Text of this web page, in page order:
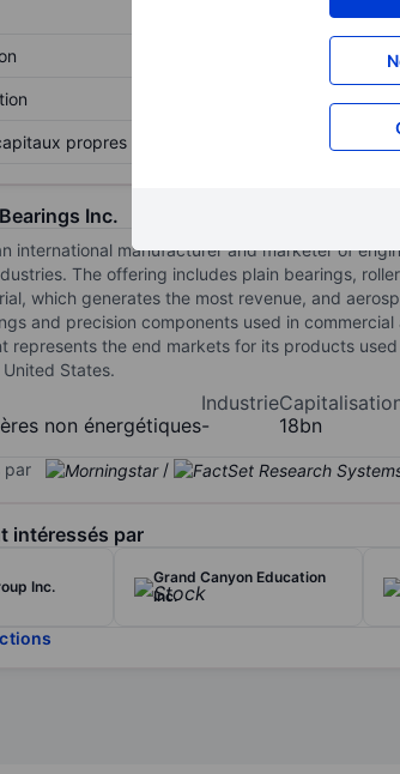
propres
Inc.
international manufacturer and marketer of
The offering includes plain bearings,
which generates the most revenue, and
and precision components used in
represents the end markets for its products
States.
non énergétiques
Industrie
-
18bn
par /
intéressés par
Inc.
Grand Canyon Education
Inc.